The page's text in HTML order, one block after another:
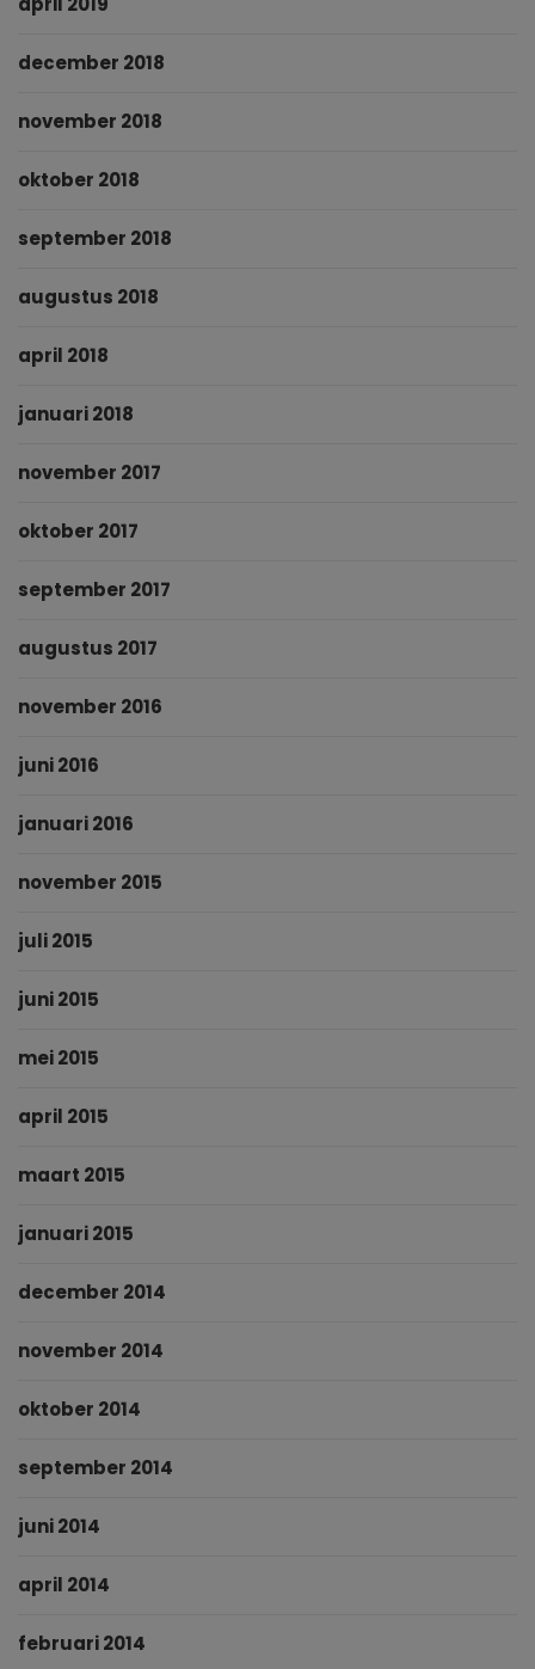
december 2018
november 2018
oktober 2018
september 2018
augustus 2018
april 2018
januari 2018
november 2017
oktober 2017
september 2017
augustus 2017
november 2016
juni 2016
januari 2016
november 2015
juli 2015
juni 2015
mei 2015
april 2015
maart 2015
januari 2015
december 2014
november 2014
oktober 2014
september 2014
juni 2014
april 2014
februari 2014